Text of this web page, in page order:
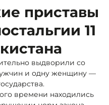
приставы
11
выдворили со
и одну женщину —
времени находились